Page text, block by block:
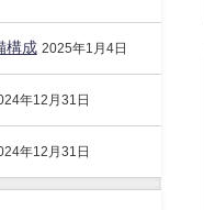
構成 2025年1月4日
年12月31日
年12月31日